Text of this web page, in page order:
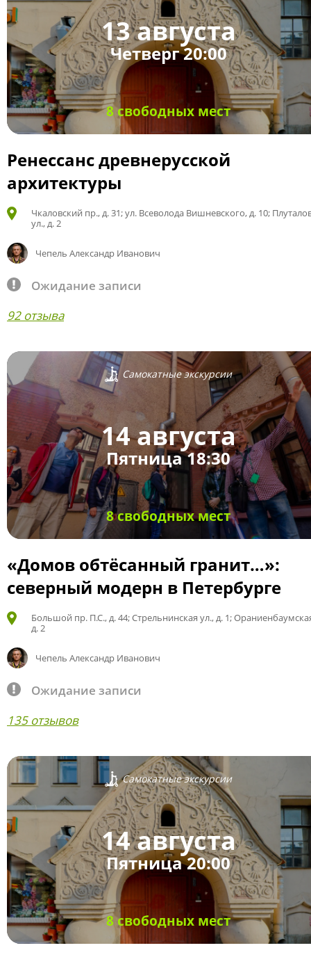
13 августа
Четверг 20:00
8 свободных мест
Ренессанс древнерусской
архитектуры
Чкаловский пр., д. 31; ул. Всеволода Вишневского, д. 10;
ул., д. 2
Чепель Александр Иванович
Ожидание записи
92 отзыва
Самокатные экскурсии
14 августа
Пятница 18:30
8 свободных мест
«Домов обтёсанный гранит…»:
северный модерн в Петербурге
Большой пр. П.С., д. 44; Стрельнинская ул., д. 1;
д. 2
Чепель Александр Иванович
Ожидание записи
135 отзывов
Самокатные экскурсии
14 августа
Пятница 20:00
8 свободных мест